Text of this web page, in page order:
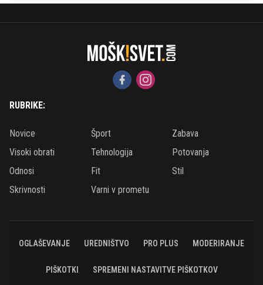
RUBRIKE:
Novice Šport
Zabava
Visoki obrati
Tehnologija
Potovanja
Odnosi
Fit
Stil
Skrivnosti
Varni v prometu
OGLAŠEVANJE UREDNIŠTVO PRO PLUS MODERIRANJE
PIŠKOTKI SPREMENI NASTAVITVE PIŠKOTKOV